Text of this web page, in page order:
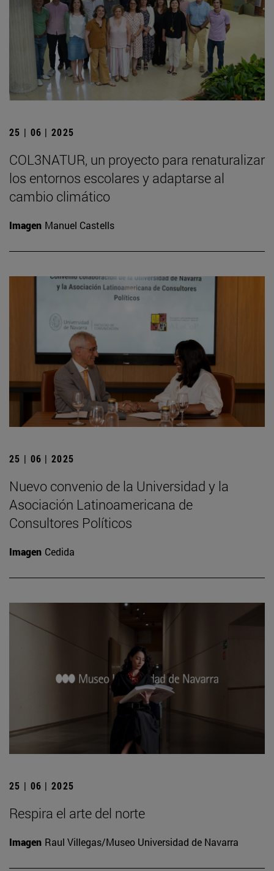
25 | 06 | 2025
COL3NATUR, un proyecto para renaturalizar
los entornos escolares y adaptarse al
cambio climático
Imagen Manuel Castells
25 | 06 | 2025
Nuevo convenio de la Universidad y la
Asociación Latinoamericana de
Consultores Políticos
Imagen Cedida
25 | 06 | 2025
Respira el arte del norte
Imagen Raul Villegas/Museo Universidad de Navarra